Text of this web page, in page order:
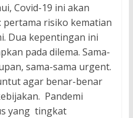
Covid-19 ini akan
pertama risiko kematian
Dua kepentingan ini
pada dilema. Sama-
sama-sama urgent.
agar benar-benar
Pandemi
yang tingkat